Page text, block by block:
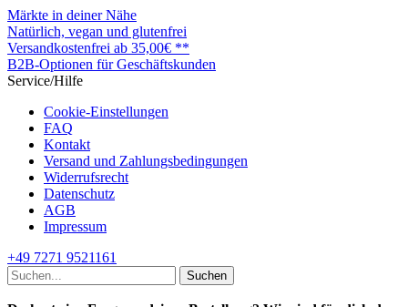
Märkte in deiner Nähe
Natürlich, vegan und glutenfrei
Versandkostenfrei ab 35,00€ **
B2B-Optionen für Geschäftskunden
Service/Hilfe
Cookie-Einstellungen
FAQ
Kontakt
Versand und Zahlungsbedingungen
Widerrufsrecht
Datenschutz
AGB
Impressum
+49 7271 9521161
Suchen